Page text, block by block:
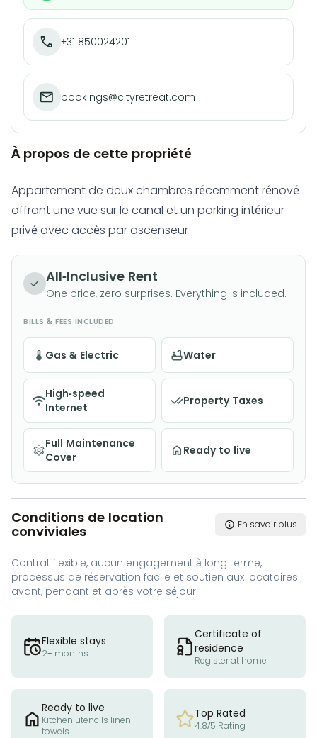
+31 850024201
bookings@cityretreat.com
À propos de cette propriété
Appartement de deux chambres récemment rénové
offrant une vue sur le canal et un parking intérieur
privé avec accès par ascenseur
All-Inclusive Rent
One price, zero surprises. Everything is included.
BILLS & FEES INCLUDED
Gas & Electric Water
High-speed
Internet
Property Taxes
Full Maintenance
Cover
Ready to live
Conditions de location
conviviales
En savoir plus
Contrat flexible, aucun engagement à long terme,
processus de réservation facile et soutien aux locataires
avant, pendant et après votre séjour.
Flexible stays
2+ months
Certificate of
residence
Register at home
Ready to live
Kitchen utencils linen
towels
Top Rated
4.8/5 Rating